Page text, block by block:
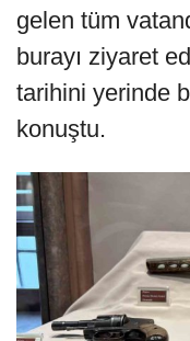
gelen tüm
burayı ziyaret
tarihini yerinde
konuştu.